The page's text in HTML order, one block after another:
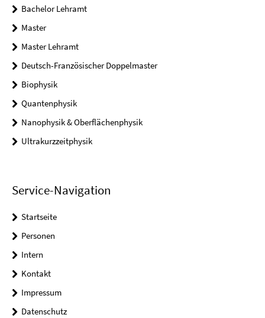
Bachelor Lehramt
Master
Master Lehramt
Deutsch-Französischer Doppelmaster
Biophysik
Quantenphysik
Nanophysik & Oberflächenphysik
Ultrakurzzeitphysik
Service-Navigation
Startseite
Personen
Intern
Kontakt
Impressum
Datenschutz